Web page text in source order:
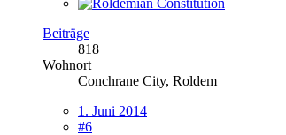
Beiträge
818
Wohnort
Conchrane City, Roldem
1. Juni 2014
#6